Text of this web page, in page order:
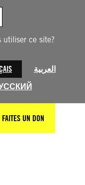
utiliser ce site?
العربية
FAITES UN DON